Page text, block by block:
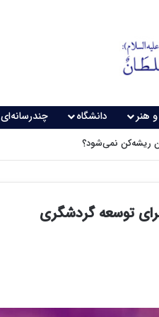
هنر دانشگاه چندرسانه‌ای
ریشه‌کن نمی‌شود؟
توسعه گردشگری